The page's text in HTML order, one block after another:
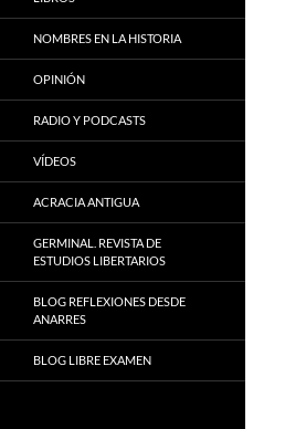
NOMBRES EN LA HISTORIA
OPINIÓN
RADIO Y PODCASTS
VÍDEOS
ACRACIA ANTIGUA
GERMINAL. REVISTA DE
ESTUDIOS LIBERTARIOS
BLOG REFLEXIONES DESDE
ANARRES
BLOG LIBRE EXAMEN